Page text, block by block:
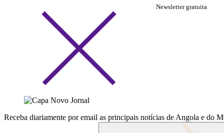
Newsletter gratuita
Receba diariamente por email as principais notícias de Angola e do